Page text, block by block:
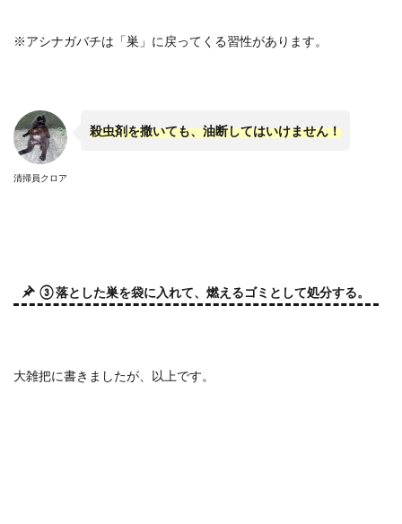
※アシナガバチは「巣」に戻ってくる習性があります。
清掃員クロア
殺虫剤を撒いても、油断してはいけません！
③ 落とした巣を袋に入れて、燃えるゴミとして処分する。
大雑把に書きましたが、以上です。